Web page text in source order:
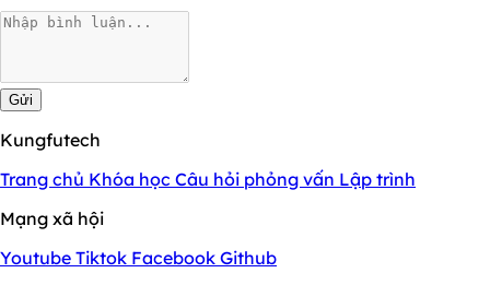
Gửi
Kungfutech
Trang chủ Khóa học Câu hỏi phỏng vấn Lập trình
Mạng xã hội
Youtube Tiktok Facebook Github